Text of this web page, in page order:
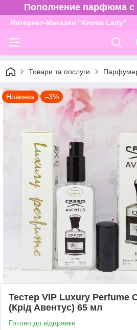
Пополнение парфюма
Интернет-Магазин "Aroma Lady"
Товари та послуги
Новинка –3%
Тестер VIP Luxury Perfume
(Крід Авентус) 65 мл
Готово до відправки